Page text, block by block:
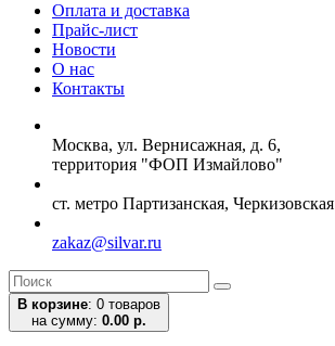
Оплата и доставка
Прайс-лист
Новости
О нас
Контакты
Москва, ул. Вернисажная, д. 6,
территория "ФОП Измайлово"
ст. метро Партизанская, Черкизовская
zakaz@silvar.ru
В корзине: 0 товаров
на сумму: 0.00 р.